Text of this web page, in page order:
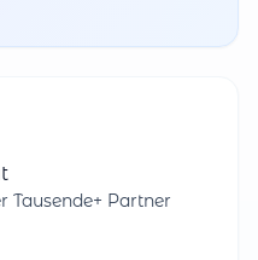
Tausende+ Partner